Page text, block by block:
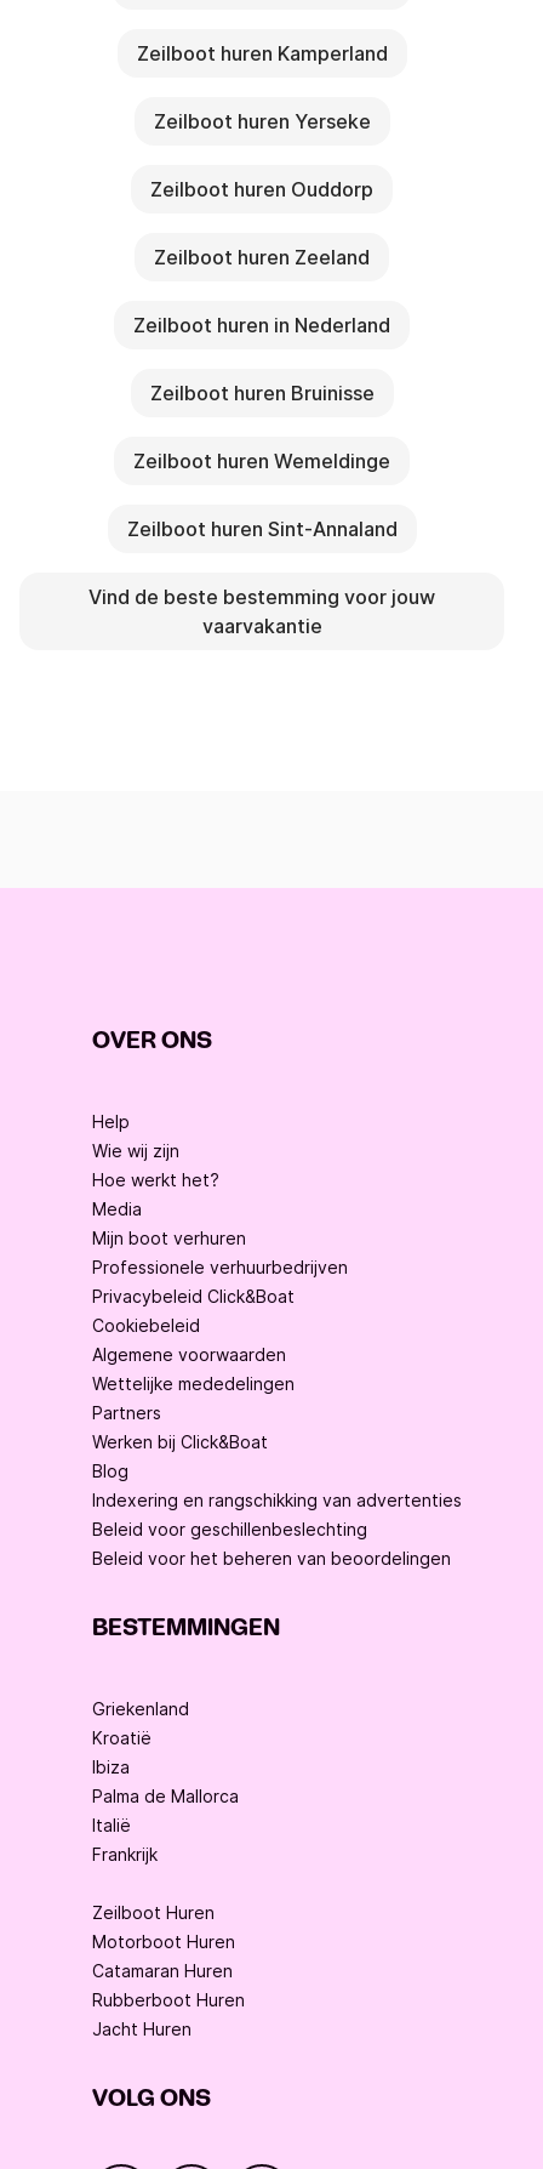
Zeilboot huren Kamperland
Zeilboot huren Yerseke
Zeilboot huren Ouddorp
Zeilboot huren Zeeland
Zeilboot huren in Nederland
Zeilboot huren Bruinisse
Zeilboot huren Wemeldinge
Zeilboot huren Sint-Annaland
Vind de beste bestemming voor jouw
vaarvakantie
OVER ONS
Help
Wie wij zijn
Hoe werkt het?
Media
Mijn boot verhuren
Professionele verhuurbedrijven
Privacybeleid Click&Boat
Cookiebeleid
Algemene voorwaarden
Wettelijke mededelingen
Partners
Werken bij Click&Boat
Blog
Indexering en rangschikking van advertenties
Beleid voor geschillenbeslechting
Beleid voor het beheren van beoordelingen
BESTEMMINGEN
Griekenland
Kroatië
Ibiza
Palma de Mallorca
Italië
Frankrijk
Zeilboot Huren
Motorboot Huren
Catamaran Huren
Rubberboot Huren
Jacht Huren
VOLG ONS